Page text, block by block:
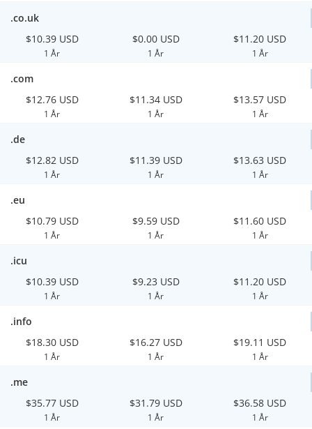
.co.uk
$10.39 USD
1 År
$0.00 USD
1 År
$11.20 USD
1 År
.com
$12.76 USD
1 År
$11.34 USD
1 År
$13.57 USD
1 År
.de
$12.82 USD
1 År
$11.39 USD
1 År
$13.63 USD
1 År
.eu
$10.79 USD
1 År
$9.59 USD
1 År
$11.60 USD
1 År
.icu
$10.39 USD
1 År
$9.23 USD
1 År
$11.20 USD
1 År
.info
$18.30 USD
1 År
$16.27 USD
1 År
$19.11 USD
1 År
.me
$35.77 USD
1 År
$31.79 USD
1 År
$36.58 USD
1 År